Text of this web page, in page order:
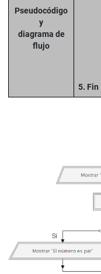
Pseudocódigo
y
diagrama de
flujo
5. Fin